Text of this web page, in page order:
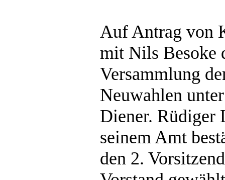
Auf Antrag von
mit Nils Besoke
Versammlung
Neuwahlen
Diener. Rüdiger
seinem Amt
den 2.